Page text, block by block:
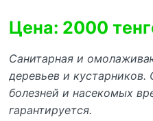
Цена: 2000
Санитарная и
деревьев и кустарников.
болезней и насекомых
гарантируется.